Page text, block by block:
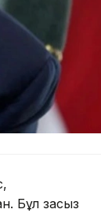
Бұл заңсыз